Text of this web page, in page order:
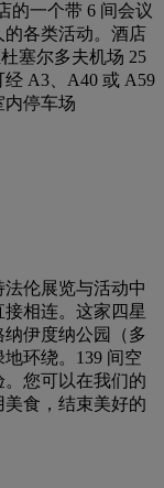
的一个带 6 间会议
的各类活动。酒店
塞尔多夫机场 25
A3、A40 或 A59
内停车场
伦展览与活动中
相连。这家四星
伊度纳公园（多
环绕。139 间空
您可以在我们的
食，结束美好的